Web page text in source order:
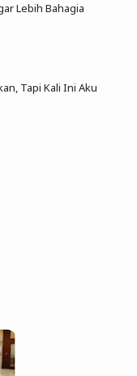
Lebih Bahagia
Tapi Kali Ini Aku